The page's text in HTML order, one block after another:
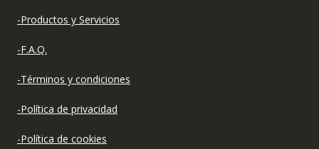
-Productos y Servicios
-F.A.Q.
-Términos y condiciones
-Política de privacidad
-Política de cookies